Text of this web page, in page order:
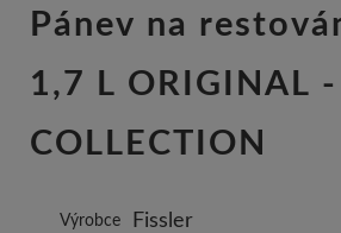
Pánev na
1,7 L ORIGINAL -
COLLECTION
Výrobce Fissler